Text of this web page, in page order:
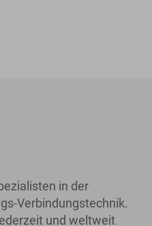
in der
Verbindungstechnik.
und weltweit